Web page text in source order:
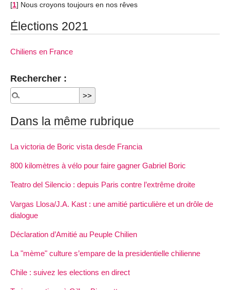
[1] Nous croyons toujours en nos rêves
Élections 2021
Chiliens en France
Rechercher :
Dans la même rubrique
La victoria de Boric vista desde Francia
800 kilomètres à vélo pour faire gagner Gabriel Boric
Teatro del Silencio : depuis Paris contre l’extrême droite
Vargas Llosa/J.A. Kast : une amitié particulière et un drôle de
dialogue
Déclaration d’Amitié au Peuple Chilien
La "mème" culture s’empare de la presidentielle chilienne
Chile : suivez les elections en direct